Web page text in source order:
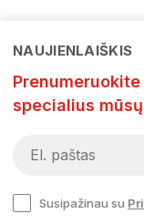
NAUJIENLAIŠKIS
specialius
Susipažinau su